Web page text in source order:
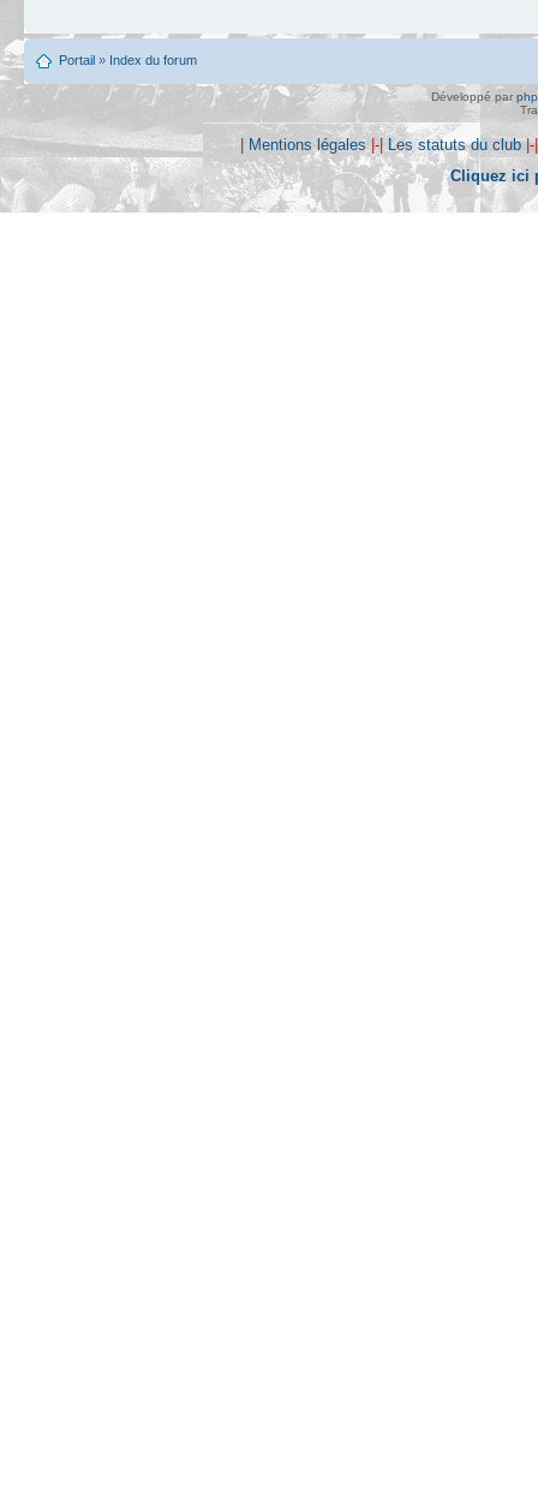
Portail » Index du forum
Développé par
| Mentions légales |-|Les statuts du club
Cliquez ici